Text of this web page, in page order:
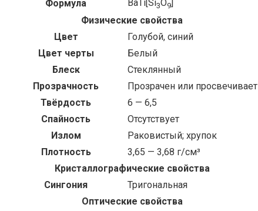
Формула
BaTi[Si3O9]
Физические свойства
Цвет
Голубой, синий
Цвет черты
Белый
Блеск
Стеклянный
Прозрачность
Прозрачен или просвечивает
Твёрдость
6 — 6,5
Спайность
Отсутствует
Излом
Раковистый; хрупок
Плотность
3,65 — 3,68 г/см³
Кристаллографические свойства
Сингония
Тригональная
Оптические свойства